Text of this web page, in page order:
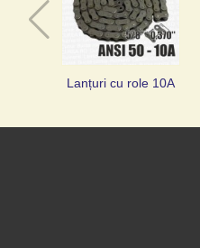
Lanțuri cu role 10A